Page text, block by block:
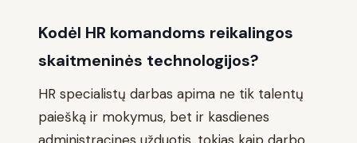
Kodėl HR komandoms reikalingos
skaitmeninės technologijos?
HR specialistų darbas apima ne tik talentų
paiešką ir mokymus, bet ir kasdienes
administracines užduotis, tokias kaip darbo